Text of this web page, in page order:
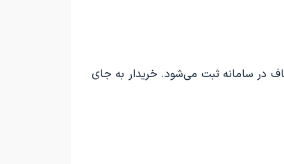
در سامانه ثبت می‌شود. خریدار به جای